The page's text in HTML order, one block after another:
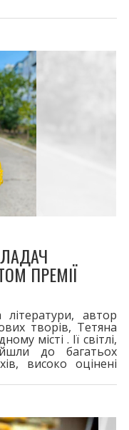
ПРЕМІЇ
автор
творів, Тетяна
місті . Ії світлі,
до багатьох
високо оцінені
«З теплом